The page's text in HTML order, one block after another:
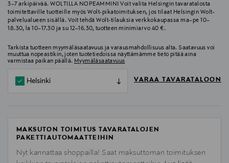
3–7 arkipäivää. WOLTILLA NOPEAMMIN! Voit valita Helsingin tavaratalosta
toimitettaville tuotteille myös Wolt-pikatoimituksen, jos tilaat Helsingin Wolt-
palvelualueen sisällä. Voit tehdä Wolt-tilauksia verkkokaupassa ma–pe 10–
18.30, la 10–17.30 ja su 12–16.30, tuotteen minimiarvo 40 €.
Tarkista tuotteen myymäläsaatavuus ja varausmahdollisuus alta. Saatavuus voi
muuttua nopeastikin, joten tuotetiedoissa näyttämämme tieto pitää aina
varmistaa paikan päällä. Myymäläsaatavuus
Helsinki VARAA TAVARATALOON
MAKSUTON TOIMITUS TAVARATALOJEN
PAKETTIAUTOMAATTEIHIN
Nyt kannattaa shoppailla! Saat maksuttoman toimituksen